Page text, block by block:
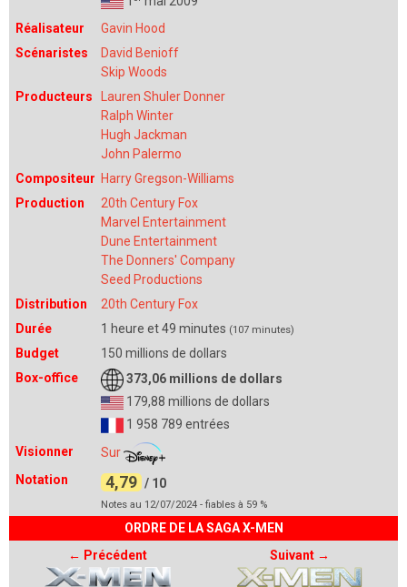
Réalisateur
Gavin Hood
Scénaristes
David Benioff
Skip Woods
Producteurs
Lauren Shuler Donner
Ralph Winter
Hugh Jackman
John Palermo
Compositeur Harry Gregson-Williams
Production
20th Century Fox
Marvel Entertainment
Dune Entertainment
The Donners' Company
Seed Productions
Distribution
20th Century Fox
Durée
1 heure et 49 minutes (107 minutes)
Budget
150 millions de dollars
Box-office
373,06 millions de dollars
179,88 millions de dollars
1 958 789 entrées
Visionner
Sur
Notation
4,79 / 10
Notes au 12/07/2024 - fiables à 59 %
ORDRE DE LA SAGA X-MEN
← Précédent Suivant →